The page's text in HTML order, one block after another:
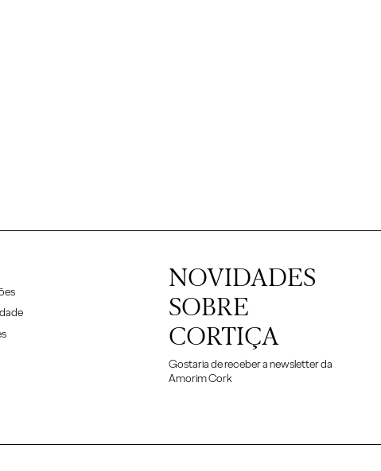
NOVIDADES
SOBRE
CORTIÇA
Gostaria de receber a newsletter da
Amorim Cork